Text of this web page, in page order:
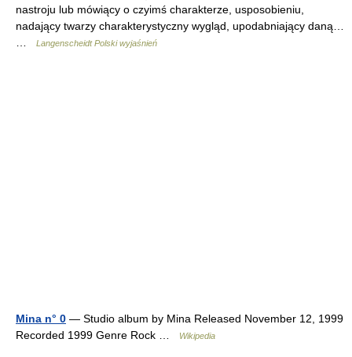
nastroju lub mówiący o czyimś charakterze, usposobieniu,
nadający twarzy charakterystyczny wygląd, upodabniający daną…
Langenscheidt Polski wyjaśnień
Mina n° 0 — Studio album by Mina Released November 12, 1999
Recorded 1999 Genre Rock …
Wikipedia